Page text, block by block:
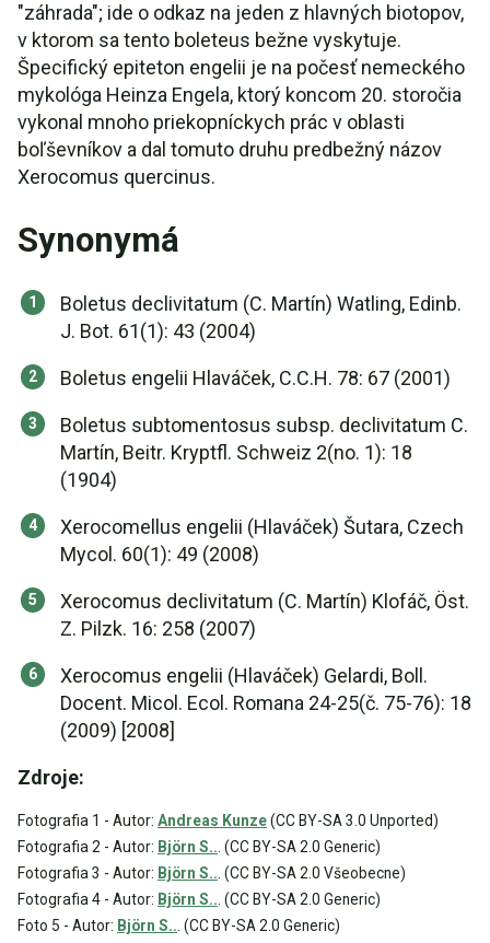
"záhrada"; ide o odkaz na jeden z hlavných biotopov,
v ktorom sa tento boleteus bežne vyskytuje.
Špecifický epiteton engelii je na počesť nemeckého
mykológa Heinza Engela, ktorý koncom 20. storočia
vykonal mnoho priekopníckych prác v oblasti
boľševníkov a dal tomuto druhu predbežný názov
Xerocomus quercinus.
Synonymá
Boletus declivitatum (C. Martín) Watling, Edinb.
J. Bot. 61(1): 43 (2004)
Boletus engelii Hlaváček, C.C.H. 78: 67 (2001)
Boletus subtomentosus subsp. declivitatum C.
Martín, Beitr. Kryptfl. Schweiz 2(no. 1): 18
(1904)
Xerocomellus engelii (Hlaváček) Šutara, Czech
Mycol. 60(1): 49 (2008)
Xerocomus declivitatum (C. Martín) Klofáč, Öst.
Z. Pilzk. 16: 258 (2007)
Xerocomus engelii (Hlaváček) Gelardi, Boll.
Docent. Micol. Ecol. Romana 24-25(č. 75-76): 18
(2009) [2008]
Zdroje:
Fotografia 1 - Autor: Andreas Kunze(CC BY-SA 3.0 Unported)
Fotografia 2 - Autor: Björn S.. . (CC BY-SA 2.0 Generic)
Fotografia 3 - Autor: Björn S.. . (CC BY-SA 2.0 Všeobecne)
Fotografia 4 - Autor: Björn S.. . (CC BY-SA 2.0 Generic)
Foto 5 - Autor: Björn S.. . (CC BY-SA 2.0 Generic)